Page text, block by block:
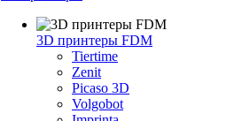
3D принтеры FDM
Tiertime
Zenit
Picaso 3D
Volgobot